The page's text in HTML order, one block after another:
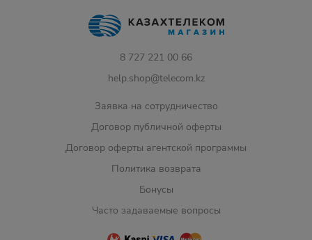
8 727 221 00 66
help.shop@telecom.kz
Заявка на сотрудничество
Договор публичной оферты
Договор оферты агентской программы
Политика возврата
Бонусы
Часто задаваемые вопросы